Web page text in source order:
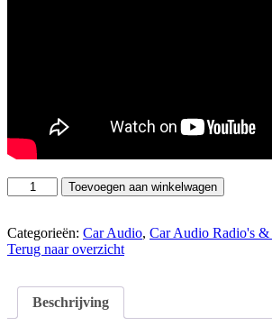
Pioneer
SPH-
aantal
Toevoegen aan winkelwagen
Categorieën: Car Audio, Car Audio Radio's
Terug naar overzicht
Beschrijving